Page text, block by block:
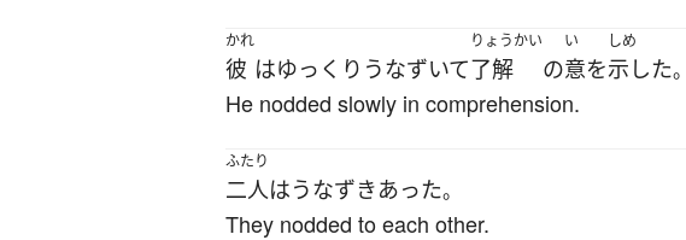
かれ
彼 はゆっくり うなずいて
りょうかい
了解 の
い
意を
しめ
示した。
He nodded slowly in comprehension.
ふたり
二人はうなずきあった。
They nodded to each other.